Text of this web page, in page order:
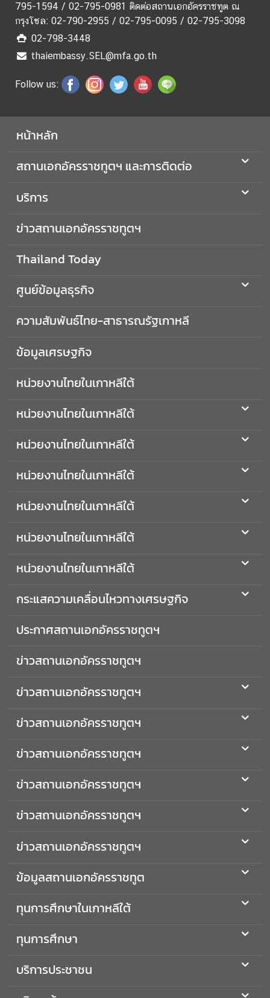
ข่
า
ว
ส
า
ก
ค
ร
ช
ต
กี่
ว
บ
ร
เ
ศ
ไ
ท
ย
า
ก
ท
ว
ก
ร
า
ป
ะ
ท
ศ
ค
า
สั
พั
795-1594 / 02-795-0981 ติดต่อสถานเอกอัครราชทูต ณ
กรุงโซล: 02-790-2955 / 02-795-0095 / 02-795-3098
02-798-3448
thaiembassy.SEL@mfa.go.th
Follow us:
หน้าหลัก
สถานเอกอัครราชทูตฯ และการติดต่อ
บริการ
ข่าวสถานเอกอัครราชทูตฯ
Thailand Today
ศูนย์ข้อมูลธุรกิจ
ความสัมพันธ์ไทย-สาธารณรัฐเกาหลี
ข้อมูลเศรษฐกิจ
หน่วยงานไทยในเกาหลีใต้
หน่วยงานไทยในเกาหลีใต้
หน่วยงานไทยในเกาหลีใต้
หน่วยงานไทยในเกาหลีใต้
หน่วยงานไทยในเกาหลีใต้
หน่วยงานไทยในเกาหลีใต้
หน่วยงานไทยในเกาหลีใต้
กระแสความเคลื่อนไหวทางเศรษฐกิจ
ประกาศสถานเอกอัครราชทูตฯ
ข่าวสถานเอกอัครราชทูตฯ
ข่าวสถานเอกอัครราชทูตฯ
ข่าวสถานเอกอัครราชทูตฯ
ข่าวสถานเอกอัครราชทูตฯ
ข่าวสถานเอกอัครราชทูตฯ
ข่าวสถานเอกอัครราชทูตฯ
ข่าวสถานเอกอัครราชทูตฯ
ข้อมูลสถานเอกอัครราชทูต
ทุนการศึกษาในเกาหลีใต้
ทุนการศึกษา
บริการประชาชน